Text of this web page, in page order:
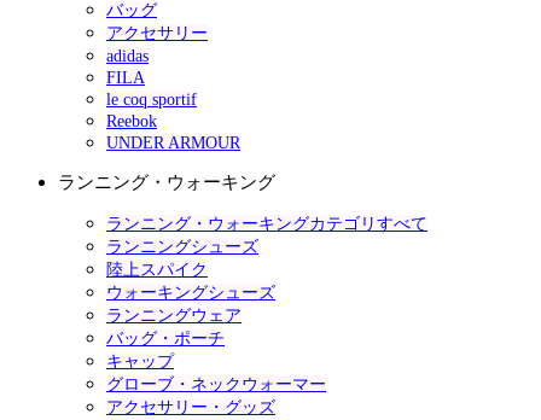
バッグ
アクセサリー
adidas
FILA
le coq sportif
Reebok
UNDER ARMOUR
ランニング・ウォーキング
ランニング・ウォーキングカテゴリすべて
ランニングシューズ
陸上スパイク
ウォーキングシューズ
ランニングウェア
バッグ・ポーチ
キャップ
グローブ・ネックウォーマー
アクセサリー・グッズ